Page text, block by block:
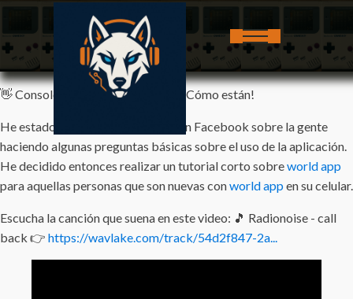
👋 Consoleros y Consoleras Retro, Cómo están!
He estado leyendo algunos foros en Facebook sobre la gente
haciendo algunas preguntas básicas sobre el uso de la aplicación.
He decidido entonces realizar un tutorial corto sobreworld app
para aquellas personas que son nuevas conworld appen su celular.
Escucha la canción que suena en este video: 🎵 Radionoise - call
back 👉 https://wavlake.com/track/54d2f847-2a...